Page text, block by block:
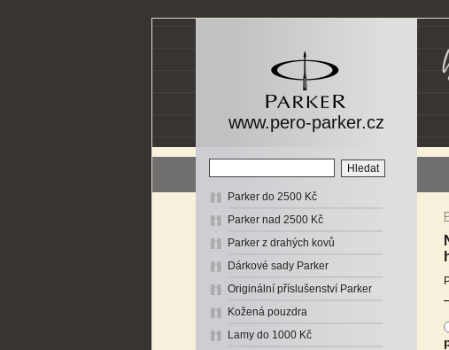
www.pero-parker.cz
Parker do 2500 Kč
Parker nad 2500 Kč
Parker z drahých kovů
Dárkové sady Parker
Originální příslušenství Parker
Kožená pouzdra
Lamy do 1000 Kč